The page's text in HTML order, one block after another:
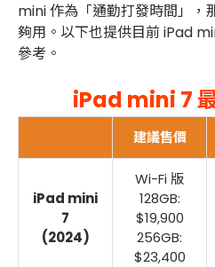
mini 作為「通勤打發時間」，
夠用。以下也提供目前 iPad
參考。
iPad mini 7
建議售價
iPad mini
7
(2024)
Wi-Fi 版
128GB:
$19,900
256GB:
$23,400